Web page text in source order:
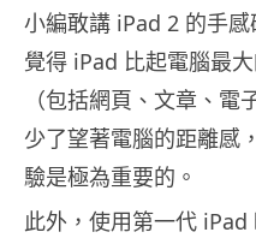
小編敢講 iPad 2 的手
覺得 iPad 比起電腦最
（包括網頁、文章、電
少了望著電腦的距離感
驗是極為重要的。
此外，使用第一代